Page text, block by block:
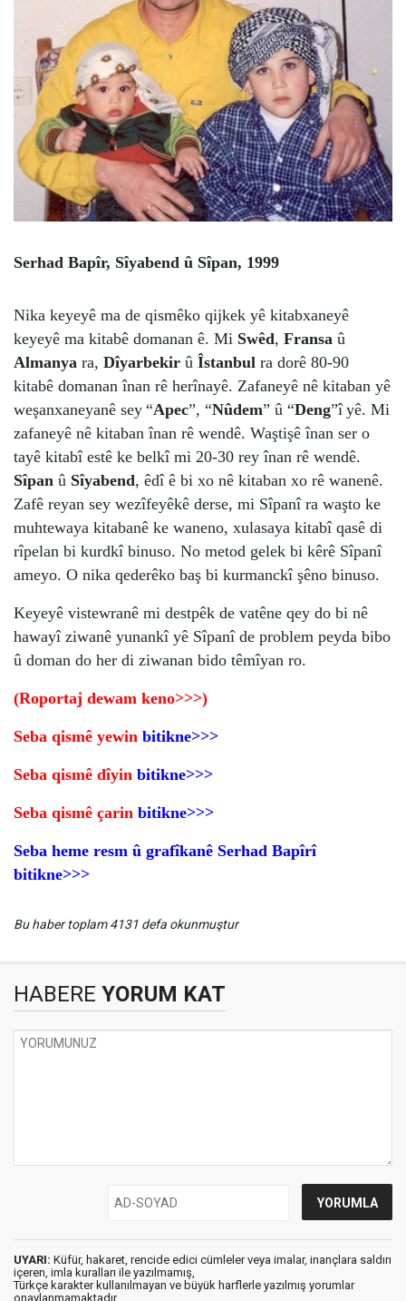
Serhad Bapîr, Sîyabend û Sîpan, 1999
Nika keyeyê ma de qismêko qijkek yê kitabxaneyê
keyeyê ma kitabê domanan ê. Mi Swêd, Fransa û
Almanya ra, Dîyarbekir û Îstanbul ra dorê 80-90
kitabê domanan înan rê herînayê. Zafaneyê nê kitaban yê
weşanxaneyanê sey “Apec”, “Nûdem” û “Deng”î yê. Mi
zafaneyê nê kitaban înan rê wendê. Waştişê înan ser o
tayê kitabî estê ke belkî mi 20-30 rey înan rê wendê.
Sîpan û Sîyabend, êdî ê bi xo nê kitaban xo rê wanenê.
Zafê reyan sey wezîfeyêkê derse, mi Sîpanî ra waşto ke
muhtewaya kitabanê ke waneno, xulasaya kitabî qasê di
rîpelan bi kurdkî binuso. No metod gelek bi kêrê Sîpanî
ameyo. O nika qederêko baş bi kurmanckî şêno binuso.
Keyeyê vistewranê mi destpêk de vatêne qey do bi nê
hawayî ziwanê yunankî yê Sîpanî de problem peyda bibo
û doman do her di ziwanan bido têmîyan ro.
(Roportaj dewam keno>>>)
Seba qismê yewin bitikne>>>
Seba qismê dîyin bitikne>>>
Seba qismê çarin bitikne>>>
Seba heme resm û grafîkanê Serhad Bapîrî
bitikne>>>
Bu haber toplam 4131 defa okunmuştur
HABERE YORUM KAT
UYARI: Küfür, hakaret, rencide edici cümleler veya imalar, inançlara saldırı
içeren, imla kuralları ile yazılmamış,
Türkçe karakter kullanılmayan ve büyük harflerle yazılmış yorumlar
onaylanmamaktadır.